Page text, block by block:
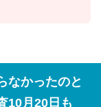
なかったのと
10月20日も